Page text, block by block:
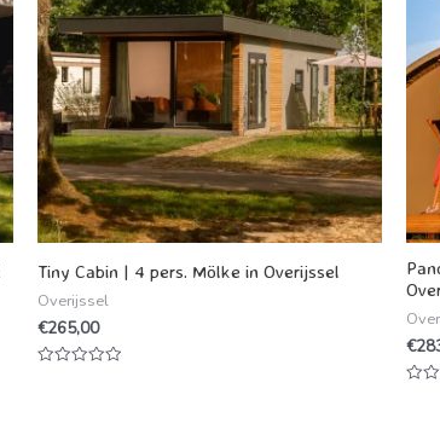
Tiny Cabin | 4 pers. Mölke in Overijssel
Overijssel
€265,00
€